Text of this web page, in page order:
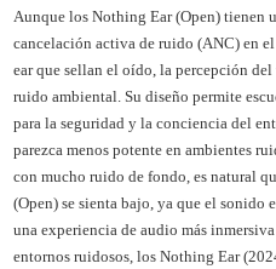
Aunque los Nothing Ear (Open) tienen
cancelación activa de ruido (ANC) en
ear que sellan el oído, la percepción
ruido ambiental. Su diseño permite
para la seguridad y la conciencia del
parezca menos potente en ambientes
con mucho ruido de fondo, es natural
(Open) se sienta bajo, ya que el sonido
una experiencia de audio más
entornos ruidosos, los Nothing Ear